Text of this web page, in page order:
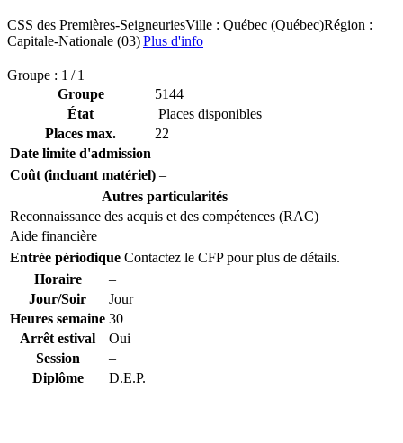
CSS des Premières-SeigneuriesVille : Québec (Québec)Région :
Capitale-Nationale (03)Plus d'info
Groupe : 1 / 1
Groupe
5144
État
Places disponibles
Places max.
22
Date limite d'admission –
Coût (incluant matériel) –
Autres particularités
Reconnaissance des acquis et des compétences (RAC)
Aide financière
Entrée périodique Contactez le CFP pour plus de détails.
Horaire
–
Jour/Soir
Jour
Heures semaine 30
Arrêt estival
Oui
Session
–
Diplôme
D.E.P.